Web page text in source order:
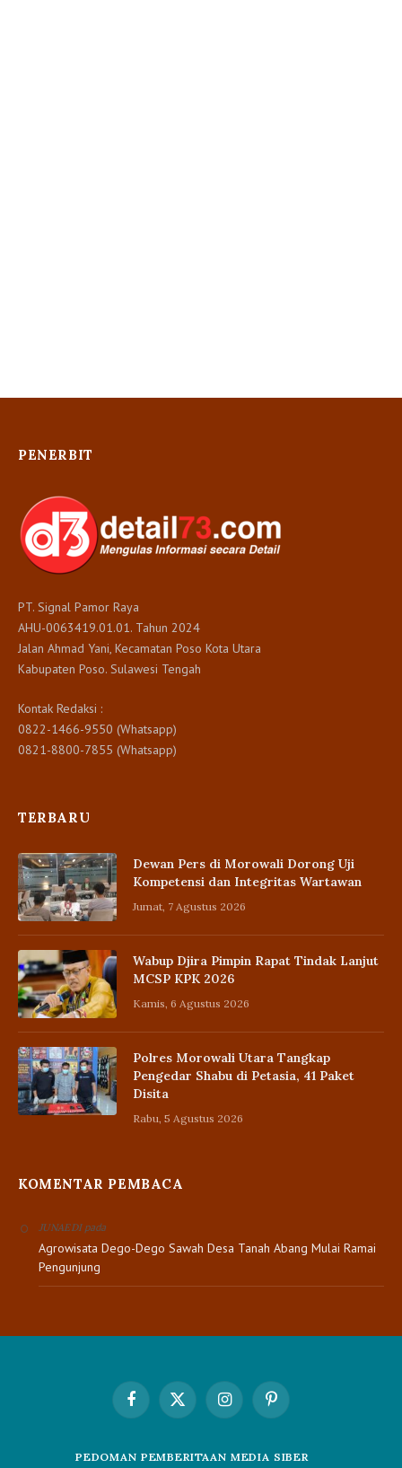
PENERBIT
PT. Signal Pamor Raya
AHU-0063419.01.01. Tahun 2024
Jalan Ahmad Yani, Kecamatan Poso Kota Utara
Kabupaten Poso. Sulawesi Tengah
Kontak Redaksi :
0822-1466-9550 (Whatsapp)
0821-8800-7855 (Whatsapp)
TERBARU
Dewan Pers di Morowali Dorong Uji
Kompetensi dan Integritas Wartawan
Jumat, 7 Agustus 2026
Wabup Djira Pimpin Rapat Tindak Lanjut
MCSP KPK 2026
Kamis, 6 Agustus 2026
Polres Morowali Utara Tangkap
Pengedar Shabu di Petasia, 41 Paket
Disita
Rabu, 5 Agustus 2026
KOMENTAR PEMBACA
JUNAEDIpada
Agrowisata Dego-Dego Sawah Desa Tanah Abang Mulai Ramai
Pengunjung
FacebookX
(Twitter)
InstagramPinterest
PEDOMAN PEMBERITAAN MEDIA SIBER